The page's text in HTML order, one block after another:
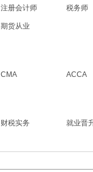
注册会计师 税务师
期货从业
CMA ACCA
财税实务 就业晋